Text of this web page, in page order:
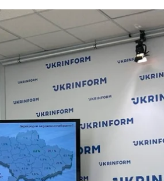
дослідження
Полішевська / hromadske
на співпрацю з армією рф
«Кримінологічний
стійкою до російської
в молодих людей
отримати якісь переваги чи
“гри”. Але, звичайно, це
НДЦ ПАУ